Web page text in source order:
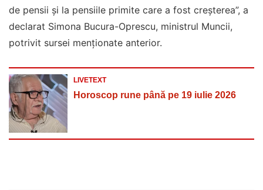
de pensii şi la pensiile primite care a fost creşterea”, a
declarat Simona Bucura-Oprescu, ministrul Muncii,
potrivit sursei menționate anterior.
LIVETEXT
Horoscop rune până pe 19 iulie 2026